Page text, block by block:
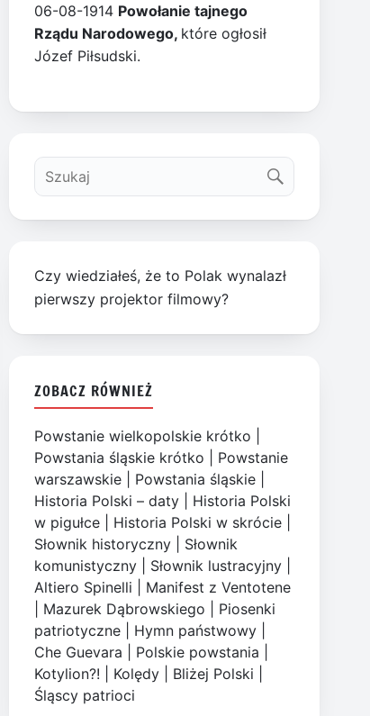
06-08-1914 Powołanie tajnego
Rządu Narodowego, które ogłosił
Józef Piłsudski.
Czy wiedziałeś, że to Polak wynalazł
pierwszy projektor filmowy?
ZOBACZ RÓWNIEŻ
Powstanie wielkopolskie krótko
Powstania śląskie krótko
Powstanie
warszawskie
Powstania śląskie
Historia Polski – daty
Historia Polski
w pigułce
Historia Polski w skrócie
Słownik historyczny
Słownik
komunistyczny
Słownik lustracyjny
Altiero Spinelli
Manifest z Ventotene
Mazurek Dąbrowskiego
Piosenki
patriotyczne
Hymn państwowy
Che Guevara
Polskie powstania
Kotylion?!
Kolędy Bliżej Polski
Śląscy patrioci